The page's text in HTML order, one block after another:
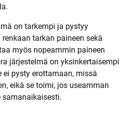
on tarkempi ja pystyy
tarkan paineen sekä
myös nopeammin paineen
järjestelmä on yksinkertaisempi
ei pysty erottamaan, missä
eikä se toimi, jos useamman
samanaikaisesti.